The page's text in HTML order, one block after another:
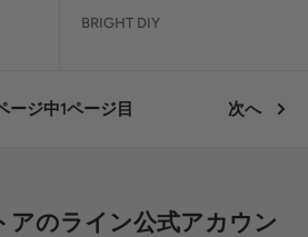
BRIGHT DIY
ージ中1ページ目 次へ
アのライン公式アカウン